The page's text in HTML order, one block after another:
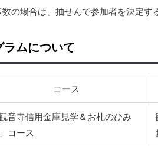
の場合は、抽せんで参加者を決定す
ラムについて
コース
観音寺信用金庫見学＆お札のひみ
コース